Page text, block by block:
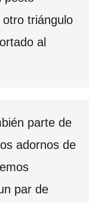
triángulo
al
parte de
adornos de
par de